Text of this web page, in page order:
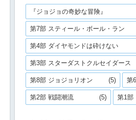
『ジョジョの奇妙な冒険』
第7部 スティール・ボール・ラン
第4部 ダイヤモンドは砕けない
第3部 スターダストクルセイダース
第8部 ジョジョリオン (5) 第
第2部 戦闘潮流 (5) 第1部